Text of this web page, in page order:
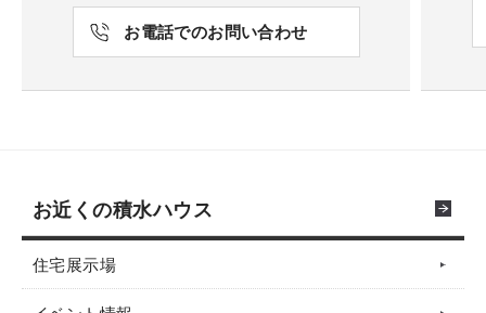
お電話でのお問い合わせ
お近くの積水ハウス
住宅展示場